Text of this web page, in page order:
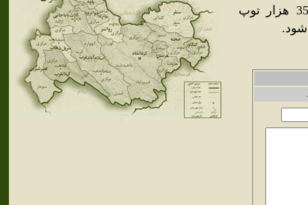
هزار شهر در ايران توپ دست‌دوز صادر مي‌کند. سالانه حدود 350 هزار توپ